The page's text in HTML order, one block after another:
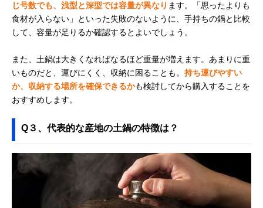
じ号数でも、浅型と深型では容量が異なり ます。「思ったよりも
食材が入らない」といった失敗のないように、手持ちの鍋と比較
して、容量が足りるか確認するとよいでしょう。
また、土鍋は大きくなればなるほど重量が増えます。あまりに重
いものだと、運びにくく、収納に困ることも。 持ち運びやすい
か、収納する場所を確保できるかも検討してから購入することを
おすすめします。
Q３、代表的な産地の土鍋の特徴は？